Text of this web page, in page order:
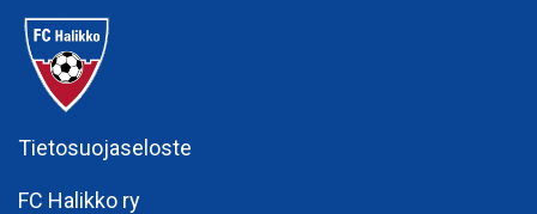
Tietosuojaseloste
FC Halikko ry